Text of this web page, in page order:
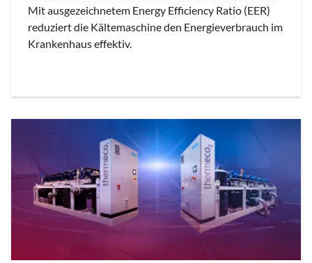
Mit ausgezeichnetem Energy Efficiency Ratio (EER)
reduziert die Kältemaschine den Energieverbrauch im
Krankenhaus effektiv.